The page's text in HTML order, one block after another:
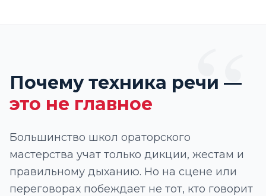
“
Почему техника речи —
это не главное
Большинство школ ораторского
мастерства учат только дикции, жестам и
правильному дыханию. Но на сцене или
переговорах побеждает не тот, кто говорит